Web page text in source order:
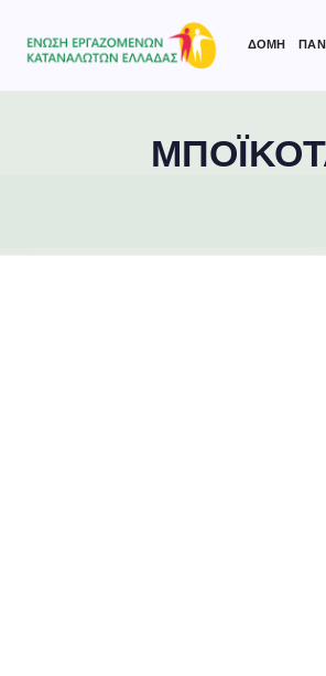
ΔΟΜΗ
Type and hit enter